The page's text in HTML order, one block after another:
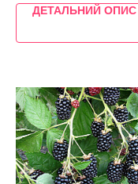
ДЕТАЛЬНИЙ ОПИС